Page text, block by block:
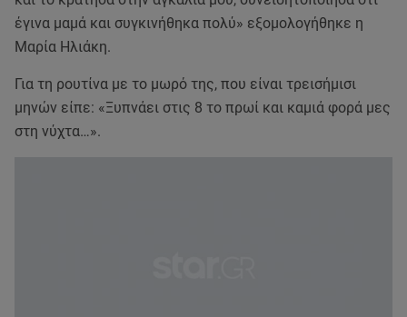
έγινα μαμά και συγκινήθηκα πολύ» εξομολογήθηκε η
Μαρία Ηλιάκη.
Για τη ρουτίνα με το μωρό της, που είναι τρεισήμισι
μηνών είπε: «Ξυπνάει στις 8 το πρωί και καμιά φορά μες
στη νύχτα…».